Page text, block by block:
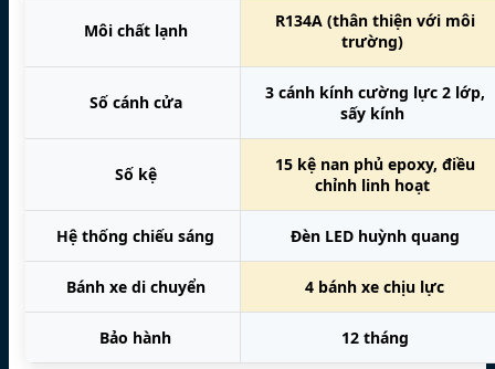
Môi chất lạnh
R134A (thân thiện với môi
trường)
Số cánh cửa
3 cánh kính cường lực 2 lớp,
sấy kính
Số kệ
15 kệ nan phủ epoxy, điều
chỉnh linh hoạt
Hệ thống chiếu sáng Đèn LED huỳnh quang
Bánh xe di chuyển 4 bánh xe chịu lực
Bảo hành 12 tháng